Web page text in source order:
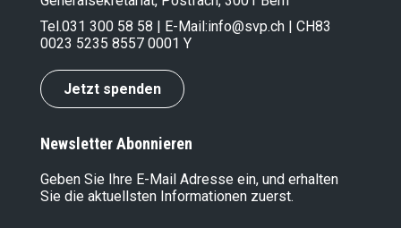
Tel.031 300 58 58 | E-Mail:info@svp.ch | CH83
0023 5235 8557 0001 Y
Jetzt spenden
Newsletter Abonnieren
Geben Sie Ihre E-Mail Adresse ein, und erhalten
Sie die aktuellsten Informationen zuerst.